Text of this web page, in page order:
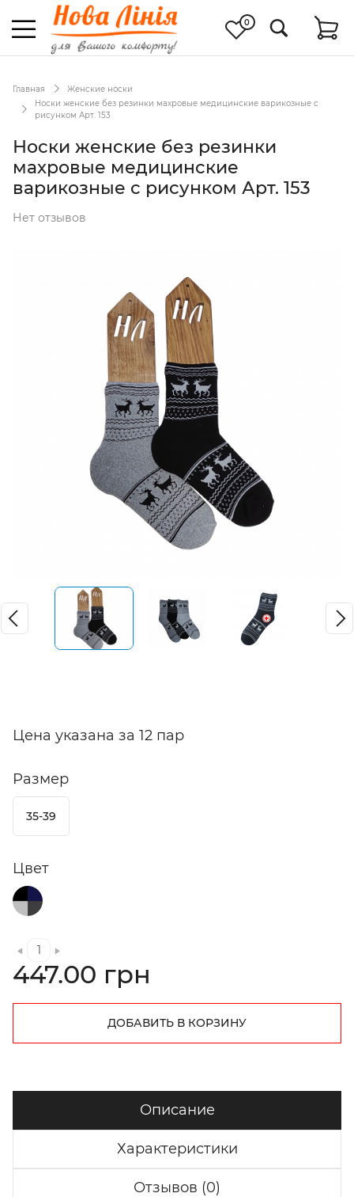
0
Главная
Женские носки
Носки женские без резинки махровые медицинские варикозные с
рисунком Арт. 153
Носки женские без резинки
махровые медицинские
варикозные с рисунком Арт. 153
Нет отзывов
Цена указана за 12 пар
Размер
35-39
Цвет
447.00 грн
ДОБАВИТЬ В КОРЗИНУ
Описание
Характеристики
Отзывов (0)